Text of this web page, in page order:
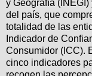
y Geografía
del país, que
totalidad de las
Indicador de
Consumidor (ICC).
cinco indicadores